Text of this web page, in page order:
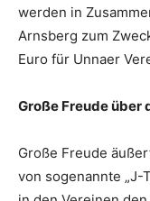
werden in
Arnsberg zum
Euro für Unnaer
Große Freude über
Große Freude
von sogenannte „J-